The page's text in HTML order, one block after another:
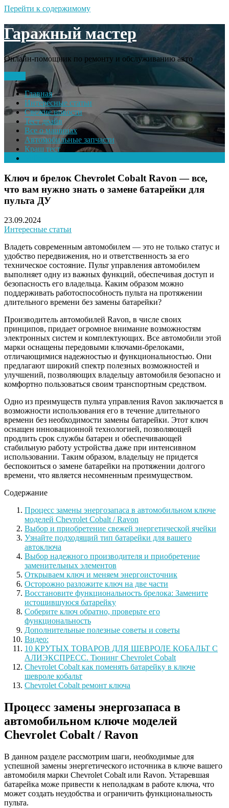
Перейти к содержимому
Гаражный мастер
Онлайн-помощник по ремонту и обслуживанию авто
Главная
Интересные статьи
Свежие новости
Тест драйв
Все о машинах
Автомобильные запчасти
Краш тест
Ключ и брелок Chevrolet Cobalt Ravon — все,
что вам нужно знать о замене батарейки для
пульта ДУ
23.09.2024
Интересные статьи
Владеть современным автомобилем — это не только статус и
удобство передвижения, но и ответственность за его
техническое состояние. Пульт управления автомобилем
выполняет одну из важных функций, обеспечивая доступ и
безопасность его владельца. Каким образом можно
поддерживать работоспособность пульта на протяжении
длительного времени без замены батарейки?
Производитель автомобилей Ravon, в числе своих
принципов, придает огромное внимание возможностям
электронных систем и комплектующих. Все автомобили этой
марки оснащены передовыми ключами-брелоками,
отличающимися надежностью и функциональностью. Они
предлагают широкий спектр полезных возможностей и
улучшений, позволяющих владельцу автомобиля безопасно и
комфортно пользоваться своим транспортным средством.
Одно из преимуществ пульта управления Ravon заключается в
возможности использования его в течение длительного
времени без необходимости замены батарейки. Этот ключ
оснащен инновационной технологией, позволяющей
продлить срок службы батареи и обеспечивающей
стабильную работу устройства даже при интенсивном
использовании. Таким образом, владельцу не придется
беспокоиться о замене батарейки на протяжении долгого
времени, что является несомненным преимуществом.
Содержание
Процесс замены энергозапаса в автомобильном ключе
моделей Chevrolet Cobalt / Ravon
Выбор и приобретение свежей энергетической ячейки
Узнайте подходящий тип батарейки для вашего
автоключа
Выбор надежного производителя и приобретение
заменительных элементов
Открываем ключ и меняем энергоисточник
Осторожно разложите ключ на две части
Восстановите функциональность брелока: Замените
истощившуюся батарейку
Соберите ключ обратно, проверьте его
функциональность
Дополнительные полезные советы и советы
Видео:
10 КРУТЫХ ТОВАРОВ ДЛЯ ШЕВРОЛЕ КОБАЛЬТ С
АЛИЭКСПРЕСС. Тюнинг Chevrolet Cobalt
Chevrolet Cobalt как поменять батарейку в ключе
шевроле кобальт
Chevrolet Cobalt ремонт ключа
Процесс замены энергозапаса в
автомобильном ключе моделей
Chevrolet Cobalt / Ravon
В данном разделе рассмотрим шаги, необходимые для
успешной замены энергетического источника в ключе вашего
автомобиля марки Chevrolet Cobalt или Ravon. Устаревшая
батарейка може привести к неполадкам в работе ключа, что
может создать неудобства и ограничить функциональность
пульта.